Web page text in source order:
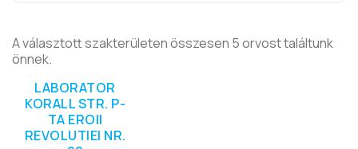
A választott szakterületen összesen 5 orvost találtunk
önnek.
LABORATOR
KORALL STR. P-
TA EROII
REVOLUTIEI NR.